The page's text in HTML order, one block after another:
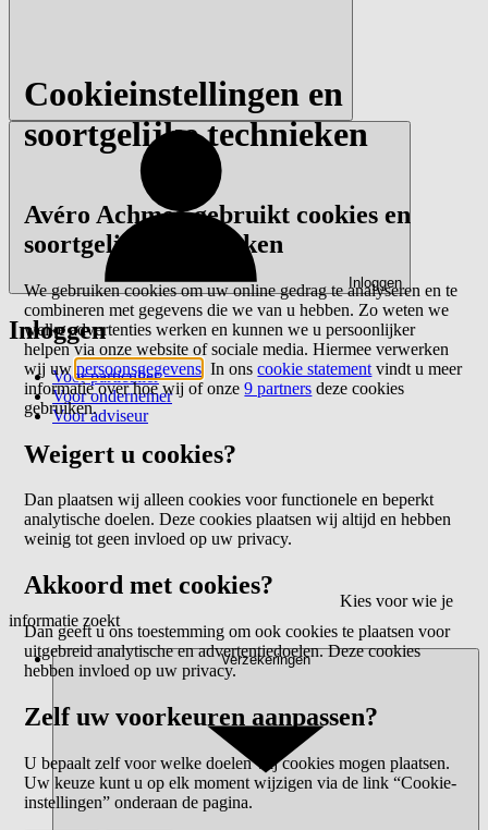
Inloggen
Inloggen
Voor particulier
Voor ondernemer
Voor adviseur
Kies voor wie je
informatie zoekt
Verzekeringen
Cookieinstellingen en
soortgelijke technieken
Avéro Achmea gebruikt cookies en
soortgelijke technieken
We gebruiken cookies om uw online gedrag te analyseren en te
combineren met gegevens die we van u hebben. Zo weten we
welke advertenties werken en kunnen we u persoonlijker
helpen via onze website of sociale media. Hiermee verwerken
wij uwpersoonsgegevens . In onscookie statement vindt u meer
informatie over hoe wij of onze9 partners deze cookies
gebruiken.
Weigert u cookies?
Dan plaatsen wij alleen cookies voor functionele en beperkt
analytische doelen. Deze cookies plaatsen wij altijd en hebben
weinig tot geen invloed op uw privacy.
Akkoord met cookies?
Dan geeft u ons toestemming om ook cookies te plaatsen voor
uitgebreid analytische en advertentiedoelen. Deze cookies
hebben invloed op uw privacy.
Zelf uw voorkeuren aanpassen?
U bepaalt zelf voor welke doelen wij cookies mogen plaatsen.
Uw keuze kunt u op elk moment wijzigen via de link “Cookie-
instellingen” onderaan de pagina.